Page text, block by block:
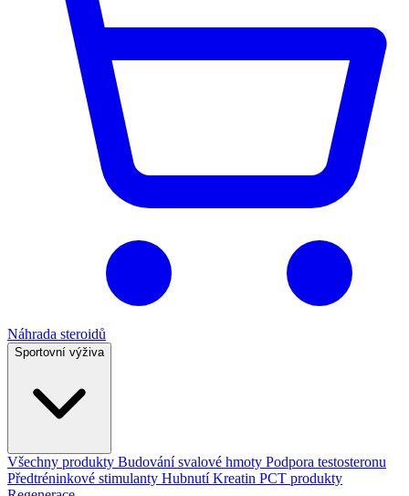
Náhrada steroidů
Sportovní výživa
Všechny produkty Budování svalové hmoty Podpora testosteronu
Předtréninkové stimulanty HubnutíKreatin PCT produkty